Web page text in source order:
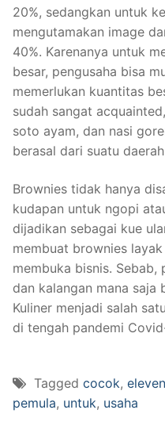
20%, sedangkan untuk
mengutamakan image
40%. Karenanya untuk
besar, pengusaha bisa
memerlukan kuantitas
sudah sangat
soto ayam, dan nasi
berasal dari suatu
Brownies tidak hanya
kudapan untuk ngopi
dijadikan sebagai kue
membuat brownies
membuka bisnis. Sebab,
dan kalangan mana saja
Kuliner menjadi salah
di tengah pandemi
Tagged cocok, eleven
pemula, untuk, usaha